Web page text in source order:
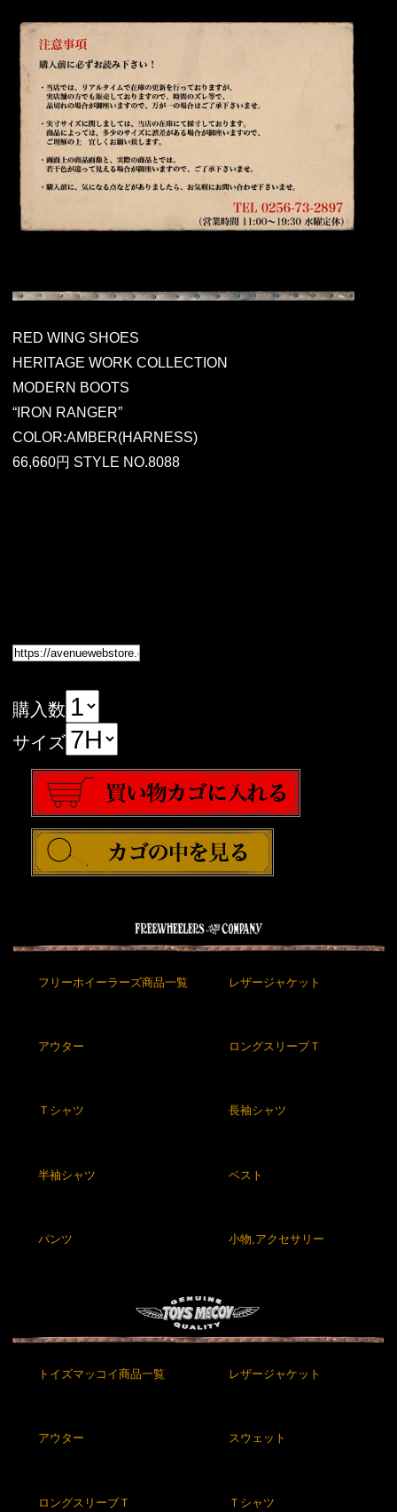
RED WING SHOES
HERITAGE WORK COLLECTION
MODERN BOOTS
“IRON RANGER”
COLOR:AMBER(HARNESS)
66,660円 STYLE NO.8088
購入数
サイズ
フリーホイーラーズ商品一覧 レザージャケット
アウター ロングスリーブＴ
Ｔシャツ 長袖シャツ
半袖シャツ ベスト
パンツ 小物,アクセサリー
トイズマッコイ商品一覧 レザージャケット
アウター スウェット
ロングスリーブＴ Ｔシャツ